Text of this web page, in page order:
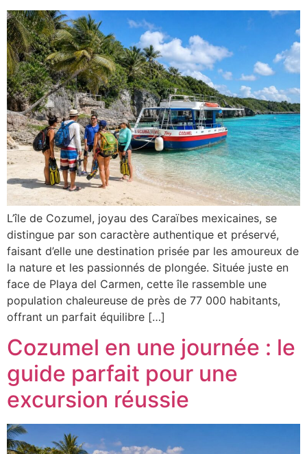
L’île de Cozumel, joyau des Caraïbes mexicaines, se
distingue par son caractère authentique et préservé,
faisant d’elle une destination prisée par les amoureux de
la nature et les passionnés de plongée. Située juste en
face de Playa del Carmen, cette île rassemble une
population chaleureuse de près de 77 000 habitants,
offrant un parfait équilibre […]
Cozumel en une journée : le
guide parfait pour une
excursion réussie